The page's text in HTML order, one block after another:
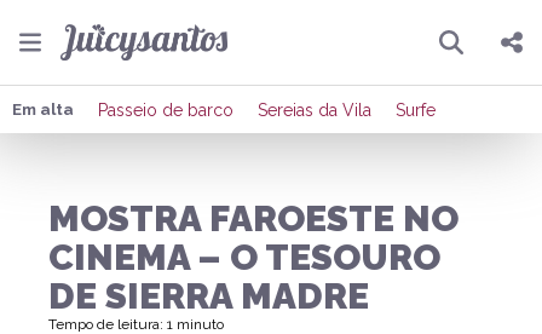
Pesquisar
Compartilhar
Enviar por Whatsapp
Em alta Passeio de barco Sereias da Vila Surfe
MOSTRA FAROESTE NO
CINEMA – O TESOURO
DE SIERRA MADRE
Tempo de leitura: 1 minuto